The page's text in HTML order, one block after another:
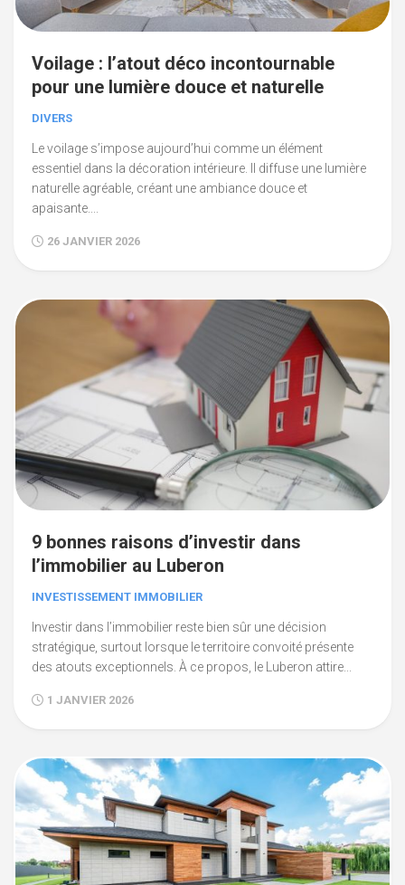
Voilage : l’atout déco incontournable
pour une lumière douce et naturelle
DIVERS
Le voilage s’impose aujourd’hui comme un élément
essentiel dans la décoration intérieure. Il diffuse une lumière
naturelle agréable, créant une ambiance douce et
apaisante....
26 JANVIER 2026
9 bonnes raisons d’investir dans
l’immobilier au Luberon
INVESTISSEMENT IMMOBILIER
Investir dans l’immobilier reste bien sûr une décision
stratégique, surtout lorsque le territoire convoité présente
des atouts exceptionnels. À ce propos, le Luberon attire...
1 JANVIER 2026